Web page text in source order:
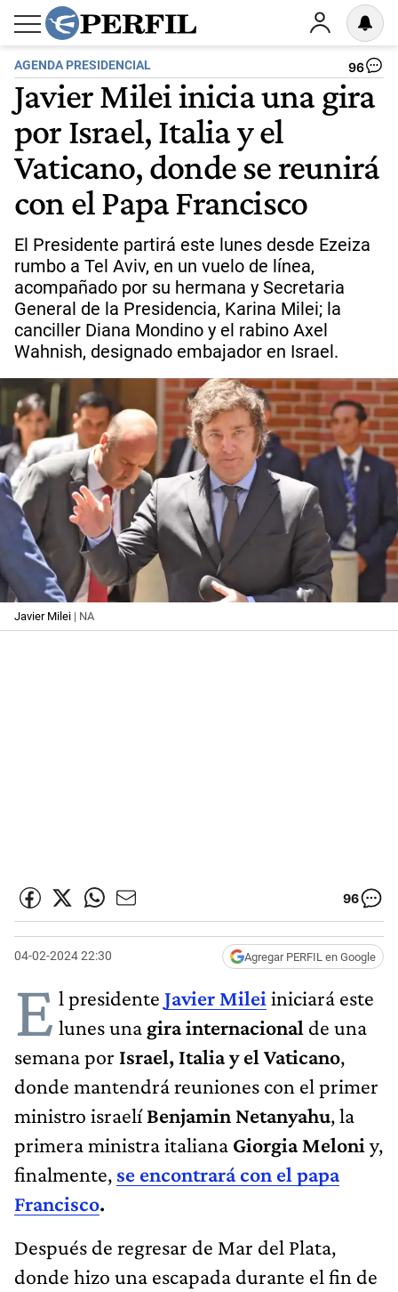
AGENDA PRESIDENCIAL 96
Javier Milei inicia una gira
por Israel, Italia y el
Vaticano, donde se reunirá
con el Papa Francisco
El Presidente partirá este lunes desde Ezeiza
rumbo a Tel Aviv, en un vuelo de línea,
acompañado por su hermana y Secretaria
General de la Presidencia, Karina Milei; la
canciller Diana Mondino y el rabino Axel
Wahnish, designado embajador en Israel.
Javier Milei | NA
96
04-02-2024 22:30 Agregar PERFIL en Google
E l presidente Javier Milei iniciará este
lunes una gira internacional de una
semana por Israel, Italia y el Vaticano,
donde mantendrá reuniones con el primer
ministro israelíBenjamin Netanyahu, la
primera ministra italiana Giorgia Meloni y,
finalmente, se encontrará con el papa
Francisco.
Después de regresar de Mar del Plata,
donde hizo una escapada durante el fin de